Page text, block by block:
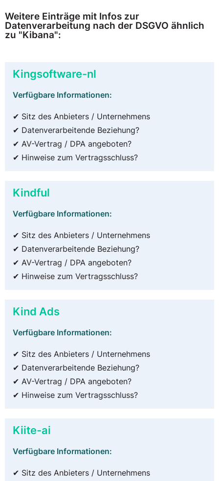
Weitere Einträge mit Infos zur
Datenverarbeitung nach der DSGVO ähnlich
zu "Kibana":
Kingsoftware-nl
Verfügbare Informationen:
✔ Sitz des Anbieters / Unternehmens
✔ Datenverarbeitende Beziehung?
✔ AV-Vertrag / DPA angeboten?
✔ Hinweise zum Vertragsschluss?
Kindful
Verfügbare Informationen:
✔ Sitz des Anbieters / Unternehmens
✔ Datenverarbeitende Beziehung?
✔ AV-Vertrag / DPA angeboten?
✔ Hinweise zum Vertragsschluss?
Kind Ads
Verfügbare Informationen:
✔ Sitz des Anbieters / Unternehmens
✔ Datenverarbeitende Beziehung?
✔ AV-Vertrag / DPA angeboten?
✔ Hinweise zum Vertragsschluss?
Kiite-ai
Verfügbare Informationen:
✔ Sitz des Anbieters / Unternehmens